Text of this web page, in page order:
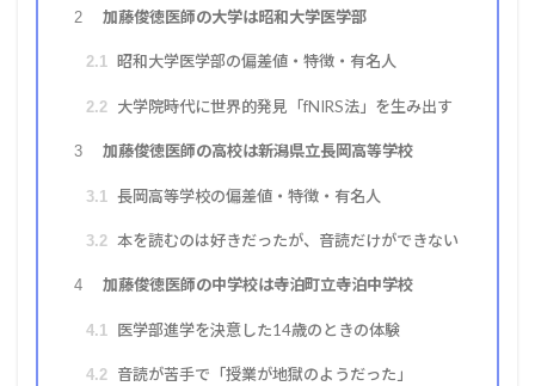
2 加藤俊徳医師の大学は昭和大学医学部
2.1 昭和大学医学部の偏差値・特徴・有名人
2.2 大学院時代に世界的発見「fNIRS法」を生み出す
3 加藤俊徳医師の高校は新潟県立長岡高等学校
3.1 長岡高等学校の偏差値・特徴・有名人
3.2 本を読むのは好きだったが、音読だけができない
4 加藤俊徳医師の中学校は寺泊町立寺泊中学校
4.1 医学部進学を決意した14歳のときの体験
4.2 音読が苦手で「授業が地獄のようだった」